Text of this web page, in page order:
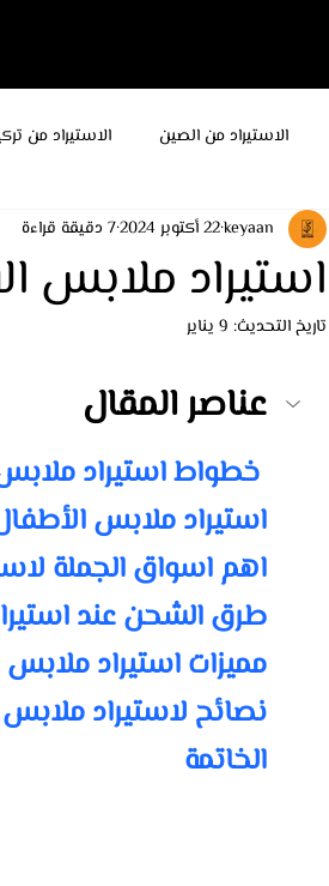
الاستيراد من الصين الاستيراد من
استيراد ملابس
keyaan22 أكتوبر 2024 7 دقيقة قراءة
تاريخ التحديث: 9 يناير
عناصر المقال
خطواط استيراد
استيراد ملابس
اهم اسواق الجملة
طرق الشحن عند
مميزات استيراد
نصائح لاستيراد
الخاتمة